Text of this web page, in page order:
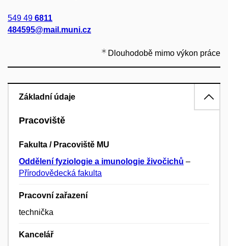
549 49 6811
484595@mail.muni.cz
Dlouhodobě mimo výkon práce
Základní údaje
Pracoviště
Fakulta / Pracoviště MU
Oddělení fyziologie a imunologie živočichů –
Přírodovědecká fakulta
Pracovní zařazení
technička
Kancelář